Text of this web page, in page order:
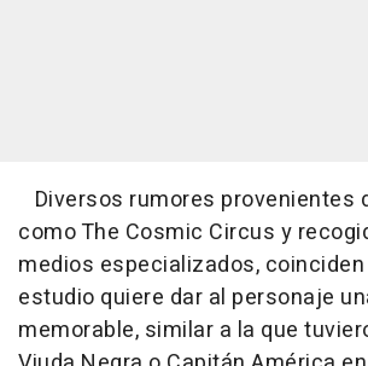
Diversos rumores provenientes
como The Cosmic Circus y
medios especializados, coinciden
estudio quiere dar al personaje
memorable, similar a la que